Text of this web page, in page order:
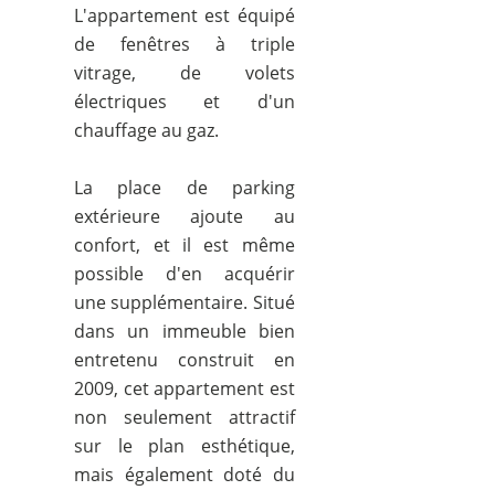
L'appartement est équipé
de fenêtres à triple
vitrage, de volets
électriques et d'un
chauffage au gaz.
La place de parking
extérieure ajoute au
confort, et il est même
possible d'en acquérir
une supplémentaire. Situé
dans un immeuble bien
entretenu construit en
2009, cet appartement est
non seulement attractif
sur le plan esthétique,
mais également doté du